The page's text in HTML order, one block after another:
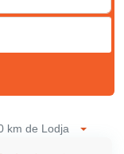
km de Lodja